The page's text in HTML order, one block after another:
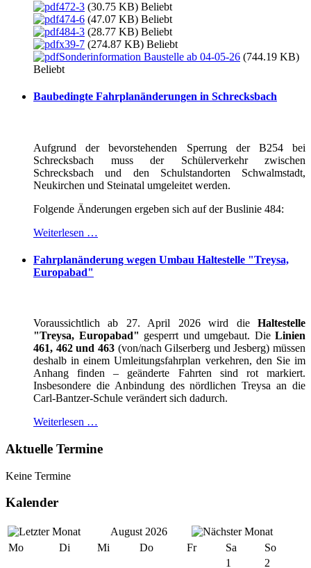
472-3 (30.75 KB) Beliebt
474-6 (47.07 KB) Beliebt
484-3 (28.77 KB) Beliebt
x39-7 (274.87 KB) Beliebt
Sonderinformation Baustelle ab 04-05-26 (744.19 KB)
Beliebt
Baubedingte Fahrplanänderungen in Schrecksbach
Aufgrund der bevorstehenden Sperrung der B254 bei
Schrecksbach muss der Schülerverkehr zwischen
Schrecksbach und den Schulstandorten Schwalmstadt,
Neukirchen und Steinatal umgeleitet werden.
Folgende Änderungen ergeben sich auf der Buslinie 484:
Weiterlesen …
Fahrplanänderung wegen Umbau Haltestelle "Treysa,
Europabad"
Voraussichtlich ab 27. April 2026 wird die Haltestelle
"Treysa, Europabad" gesperrt und umgebaut. DieLinien
461, 462 und 463(von/nach Gilserberg und Jesberg) müssen
deshalb in einem Umleitungsfahrplan verkehren, den Sie im
Anhang finden – geänderte Fahrten sind rot markiert.
Insbesondere die Anbindung des nördlichen Treysa an die
Carl-Bantzer-Schule verändert sich dadurch.
Weiterlesen …
Aktuelle Termine
Keine Termine
Kalender
August 2026
Mo
Di Mi Do Fr Sa
So
1
2